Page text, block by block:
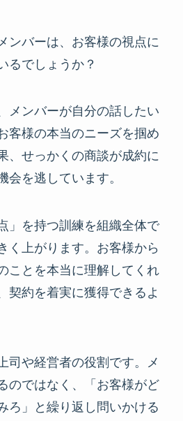
ンバーは、お客様の視点に
るでしょうか？
メンバーが自分の話したい
客様の本当のニーズを掴め
、せっかくの商談が成約に
会を逃しています。
」を持つ訓練を組織全体で
く上がります。お客様から
ことを本当に理解してくれ
契約を着実に獲得できるよ
司や経営者の役割です。メ
のではなく、「お客様がど
ろ」と繰り返し問いかける